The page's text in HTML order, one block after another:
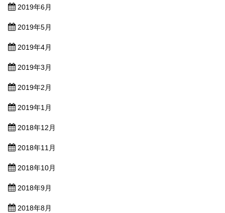
2019年6月
2019年5月
2019年4月
2019年3月
2019年2月
2019年1月
2018年12月
2018年11月
2018年10月
2018年9月
2018年8月